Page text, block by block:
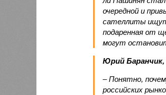
очередной и
сателлиты ищут
подаренная от
могут
Юрий
– Понятно,
российских